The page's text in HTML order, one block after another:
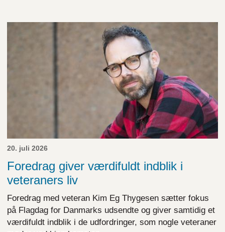
20. juli 2026
Foredrag giver værdifuldt indblik i
veteraners liv
Foredrag med veteran Kim Eg Thygesen sætter fokus
på Flagdag for Danmarks udsendte og giver samtidig et
værdifuldt indblik i de udfordringer, som nogle veteraner